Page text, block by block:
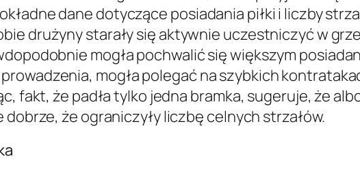
dane dotyczące posiadania piłki i liczby
drużyny starały się aktywnie uczestniczyć w
mogła pochwalić się większym
mogła polegać na szybkich
fakt, że padła tylko jedna bramka, sugeruje, że
że ograniczyły liczbę celnych strzałów.